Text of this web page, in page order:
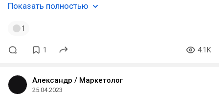
Показать полностью
1
1 4.1K
Александр / Маркетолог
25.04.2023